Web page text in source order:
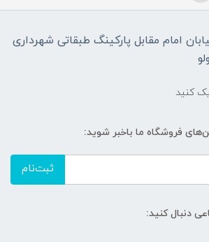
امام مقابل پارکینگ طبقاتی شهرداری
کنید
فروشگاه ما باخبر شوید:
ثبت‌نام
دنبال کنید: